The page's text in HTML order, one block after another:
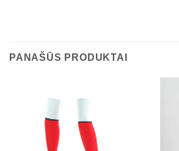
PANAŠŪS PRODUKTAI